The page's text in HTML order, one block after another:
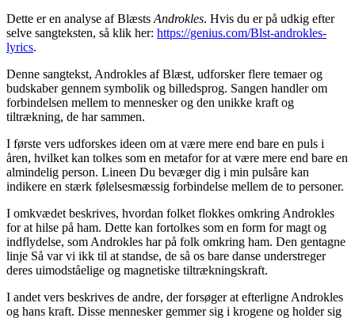
Dette er en analyse af Blæsts Androkles. Hvis du er på udkig efter
selve sangteksten, så klik her: https://genius.com/Blst-androkles-
lyrics.
Denne sangtekst, Androkles af Blæst, udforsker flere temaer og
budskaber gennem symbolik og billedsprog. Sangen handler om
forbindelsen mellem to mennesker og den unikke kraft og
tiltrækning, de har sammen.
I første vers udforskes ideen om at være mere end bare en puls i
åren, hvilket kan tolkes som en metafor for at være mere end bare en
almindelig person. Lineen Du bevæger dig i min pulsåre kan
indikere en stærk følelsesmæssig forbindelse mellem de to personer.
I omkvædet beskrives, hvordan folket flokkes omkring Androkles
for at hilse på ham. Dette kan fortolkes som en form for magt og
indflydelse, som Androkles har på folk omkring ham. Den gentagne
linje Så var vi ikk til at standse, de så os bare danse understreger
deres uimodståelige og magnetiske tiltrækningskraft.
I andet vers beskrives de andre, der forsøger at efterligne Androkles
og hans kraft. Disse mennesker gemmer sig i krogene og holder sig